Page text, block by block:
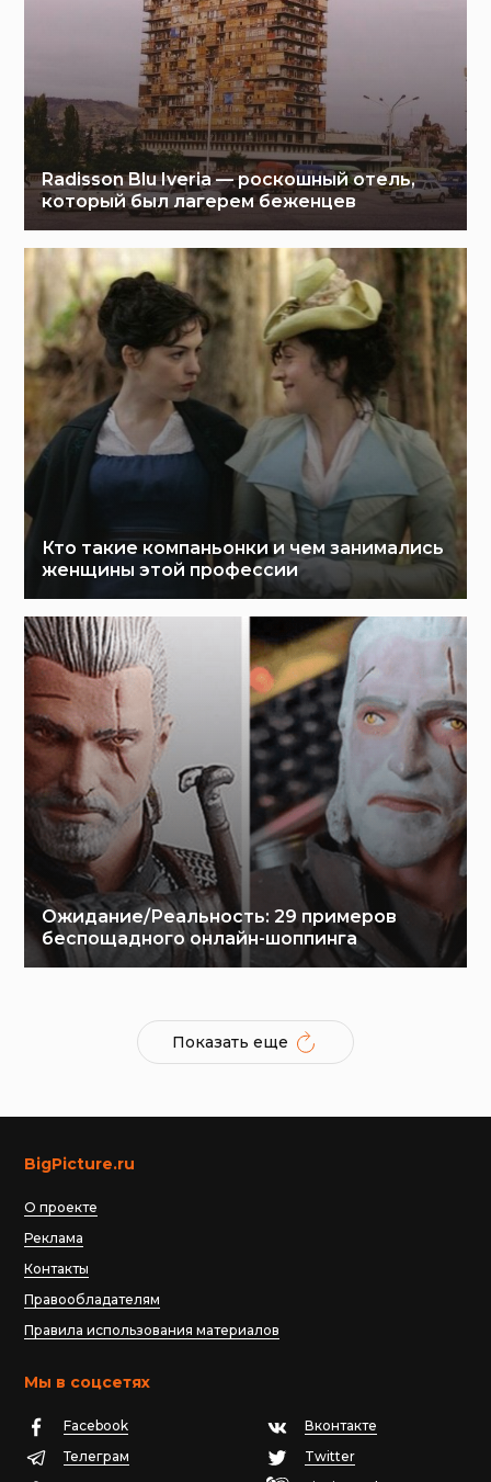
Radisson Blu Iveria — роскошный отель,
который был лагерем беженцев
Кто такие компаньонки и чем занимались
женщины этой профессии
Ожидание/Реальность: 29 примеров
беспощадного онлайн-шоппинга
Показать еще
BigPicture.ru
О проекте
Реклама
Контакты
Правообладателям
Правила использования материалов
Мы в соцсетях
Facebook
Вконтакте
Телеграм
Twitter